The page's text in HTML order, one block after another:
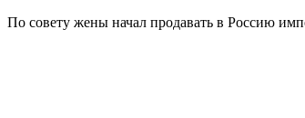
По совету жены начал продавать в Россию